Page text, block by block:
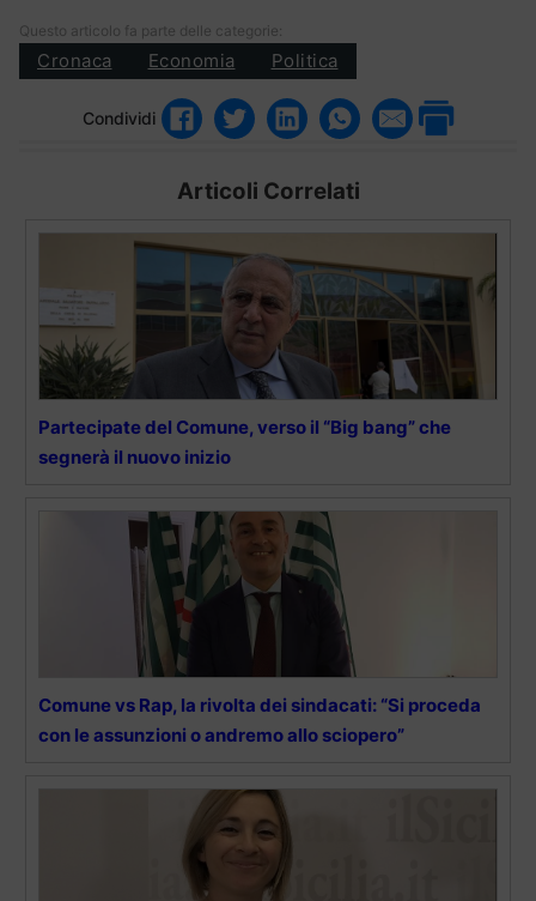
Questo articolo fa parte delle categorie:
Cronaca Economia Politica
Condividi
Articoli Correlati
Partecipate del Comune, verso il “Big bang” che
segnerà il nuovo inizio
Comune vs Rap, la rivolta dei sindacati: “Si proceda
con le assunzioni o andremo allo sciopero”